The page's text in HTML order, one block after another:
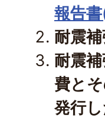
報告
耐震
耐震
費と
発行し